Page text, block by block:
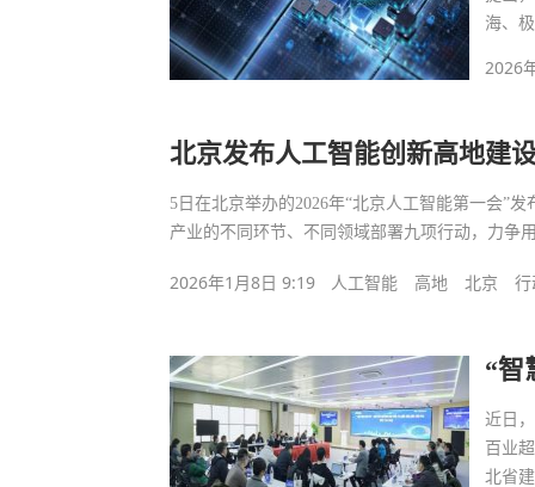
海、
2026
北京发布人工智能创新高地建
5日在北京举办的2026年“北京人工智能第一会”
产业的不同环节、不同领域部署九项行动，力争
2026年1月8日 9:19 人工智能 高地 北京
“智
近日
百业
北省